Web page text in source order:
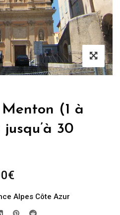
(1 à
30
€Plage
prix :
Alpes Côte Azur